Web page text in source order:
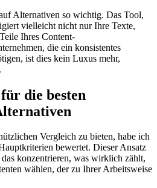
Alternativen so wichtig. Das Tool,
vielleicht nicht nur Ihre Texte,
Ihres Content-
die ein konsistentes
ist dies kein Luxus mehr,
die besten
Vergleich zu bieten, habe ich
bewertet. Dieser Ansatz
konzentrieren, was wirklich zählt,
wählen, der zu Ihrer Arbeitsweise